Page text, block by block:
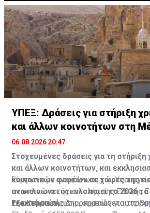
ΥΠΕΞ: Δράσεις για στήριξη
και άλλων κοινοτήτων στη
06.08.2026 20:47
Στοχευμένες δράσεις για τη στήριξη
και άλλων κοινοτήτων, και
κοινοτικών φορέων σε χώρες της
ανακοινώνει ότι υλοποιεί το 2026
Εξωτερικών.
Σύμφωνα με ανακοίνωση του
στο πλαίσιο της εντολής της Ειδικής
της Κυπριακής Δημοκρατίας για τις
Σε αυτό το πλαίσιο, σημειώνεται,